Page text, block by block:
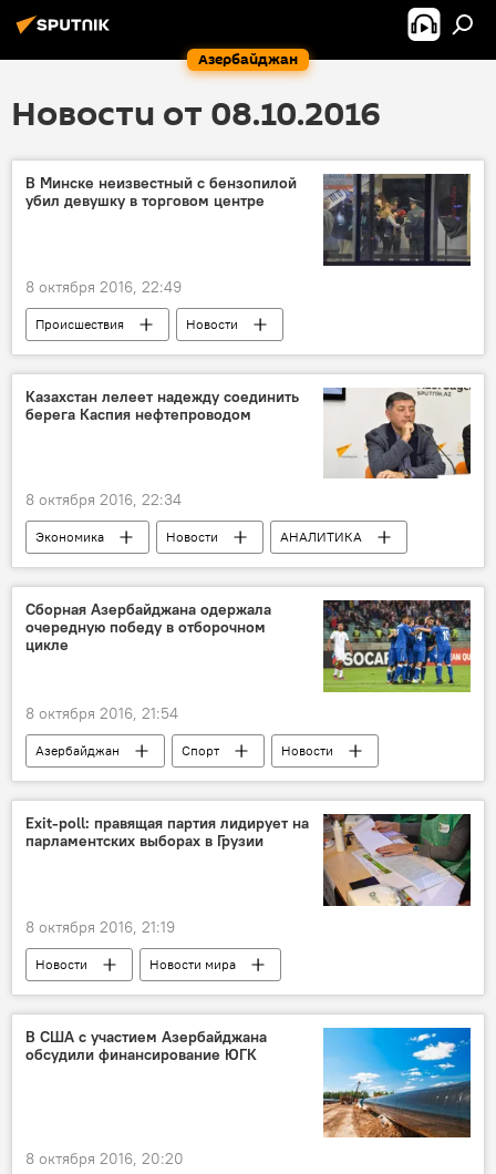
Азербайджан
Новости от 08.10.2016
В Минске неизвестный с бензопилой
убил девушку в торговом центре
8 октября 2016, 22:49
Происшествия
Новости
Новости мира
ЖИЗНЬ
Казахстан лелеет надежду соединить
берега Каспия нефтепроводом
8 октября 2016, 22:34
Экономика Новости
АНАЛИТИКА
Казахстан
Ильхам Шабан
Трубопровод
Транзит
Экспорт нефти
Азербайджан
Сборная Азербайджана одержала
очередную победу в отборочном
цикле
8 октября 2016, 21:54
Азербайджан Спорт
Новости
ЖИЗНЬ
Exit-poll: правящая партия лидирует на
парламентских выборах в Грузии
8 октября 2016, 21:19
Новости Новости мира
В США с участием Азербайджана
обсудили финансирование ЮГК
8 октября 2016, 20:20